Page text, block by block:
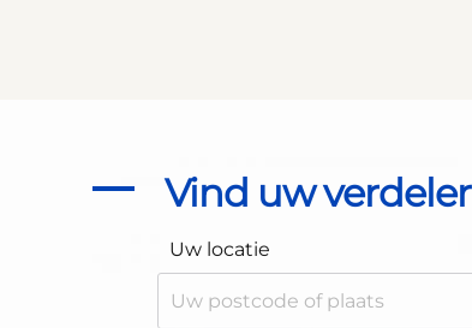
Vind uw verdeler
Uw locatie